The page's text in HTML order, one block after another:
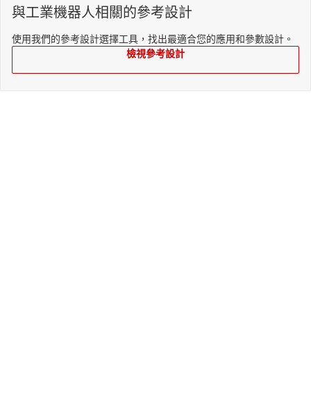
與工業機器人相關的參考設計
使用我們的參考設計選擇工具，找出最適合您的應用和參數設計。
檢視參考設計